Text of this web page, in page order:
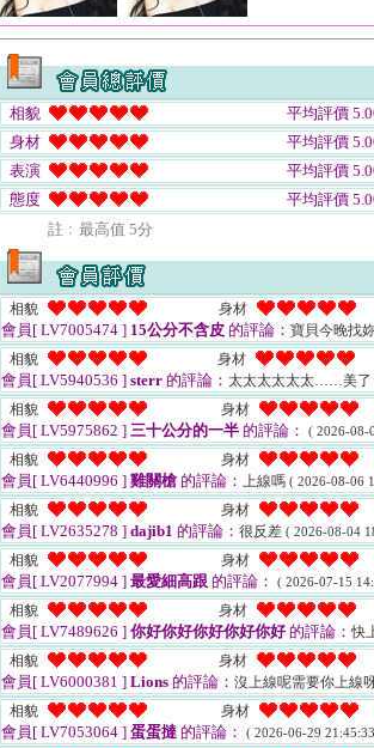
相貌
平均評價
身材
平均評價
表演
平均評價
態度
平均評價
註﹕最高值 5分
相貌 身材
會員[ LV7005474 ] 15公分不含皮 的評論： 寶貝今晚找
相貌
身材
會員[ LV5940536 ] sterr 的評論： 太太太太太太……美
相貌
身材
會員[ LV5975862 ] 三十公分的一半 的評論： ( 2026-08-
相貌 身材
會員[ LV6440996 ] 雞關槍 的評論： 上線嗎 ( 2026-08-06
相貌 身材
會員[ LV2635278 ] dajib1 的評論： 很反差 ( 2026-08-04
相貌 身材
會員[ LV2077994 ] 最愛細高跟 的評論： ( 2026-07-15
相貌 身材
會員[ LV7489626 ] 你好你好你好你好你好的評論：快
相貌
身材
會員[ LV6000381 ] Lions 的評論： 沒上線呢需要你上線
相貌
身材
會員[ LV7053064 ] 蛋蛋撻 的評論： ( 2026-06-29